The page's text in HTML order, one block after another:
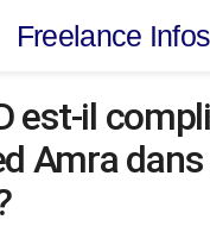
Freelance Infos
est-il
Amra dans